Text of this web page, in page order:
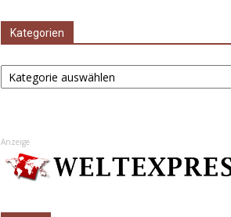
Kategorien
Kategorien
Anzeige